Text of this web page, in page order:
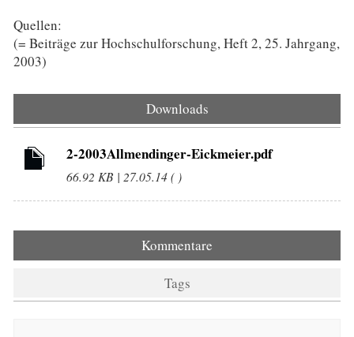
Quellen:
(= Beiträge zur Hochschulforschung, Heft 2, 25. Jahrgang,
2003)
Downloads
2-2003Allmendinger-Eickmeier.pdf
66.92 KB | 27.05.14 ( )
Kommentare
Tags